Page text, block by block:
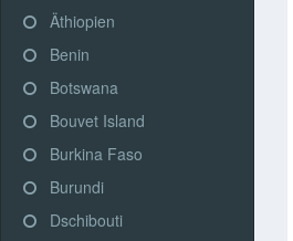
Äthiopien
Benin
Botswana
Bouvet Island
Burkina Faso
Burundi
Dschibouti